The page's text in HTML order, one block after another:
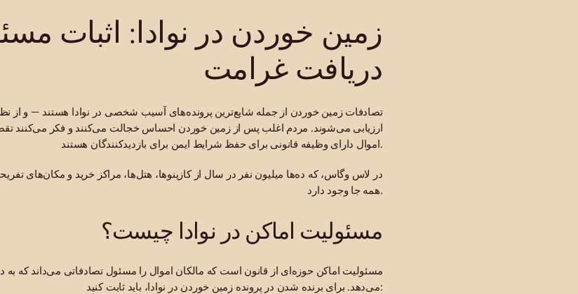
زمین خوردن در نوادا: اثبات
دریافت غرامت
تصادفات زمین خوردن از جمله شایع‌ترین پرونده‌های آسیب شخصی در نوادا هستند — و از
ارزیابی می‌شوند. مردم اغلب پس از زمین خوردن احساس خجالت می‌کنند و فکر می‌کنند
اموال دارای وظیفه قانونی برای حفظ شرایط ایمن برای بازدیدکنندگان هستند.
در لاس وگاس، که ده‌ها میلیون نفر در سال از کازینوها، هتل‌ها، مراکز خرید و مکان‌های
همه جا وجود دارد.
مسئولیت اماکن در نوادا چیست؟
مسئولیت اماکن حوزه‌ای از قانون است که مالکان اموال را مسئول تصادفاتی می‌داند که به
می‌دهد. برای برنده شدن در پرونده زمین خوردن در نوادا، باید ثابت کنید: